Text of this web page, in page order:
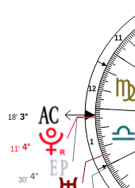
1
11
12
3°
18'
4°
11'
4°
30'